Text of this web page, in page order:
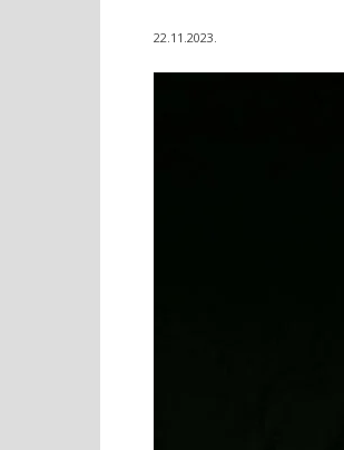
22.11.2023.